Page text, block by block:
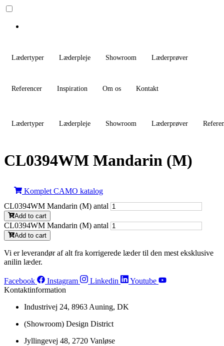
Lædertyper Læderpleje Showroom Læderprøver
Referencer Inspiration Om os Kontakt
Lædertyper Læderpleje Showroom Læderprøver
CL0394WM Mandarin (M)
Komplet CAMO katalog
CL0394WM Mandarin (M) antal
Add to cart
CL0394WM Mandarin (M) antal
Add to cart
Vi er leverandør af alt fra korrigerede læder til den mest eksklusive
anilin læder.
Facebook Instagram Linkedin
Youtube
Kontaktinformation
Industrivej 24, 8963 Auning, DK
(Showroom) Design District
Jyllingevej 48, 2720 Vanløse